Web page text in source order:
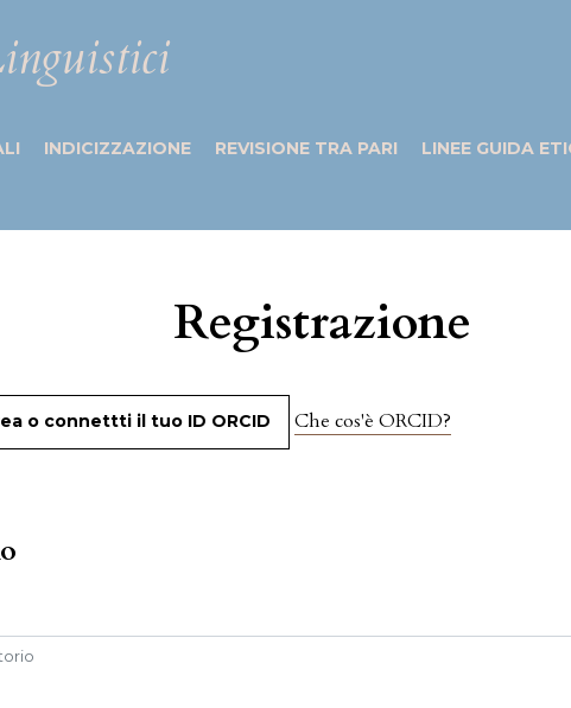
INDICIZZAZIONE REVISIONE TRA PARI LINEE GUIDA
Registrazione
o connettti il tuo ID ORCID Che cos'è ORCID?